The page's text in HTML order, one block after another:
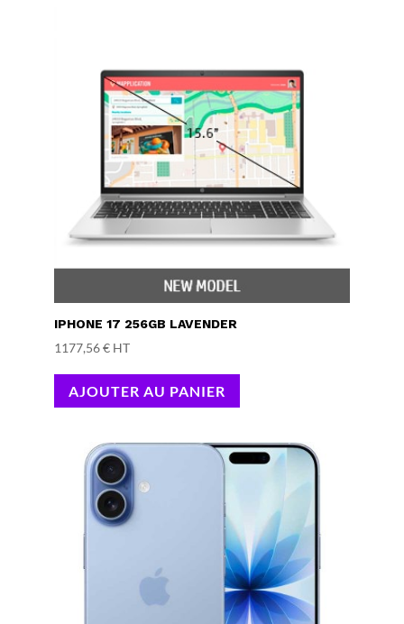
IPHONE 17 256GB LAVENDER
1177,56€ HT
AJOUTER AU PANIER